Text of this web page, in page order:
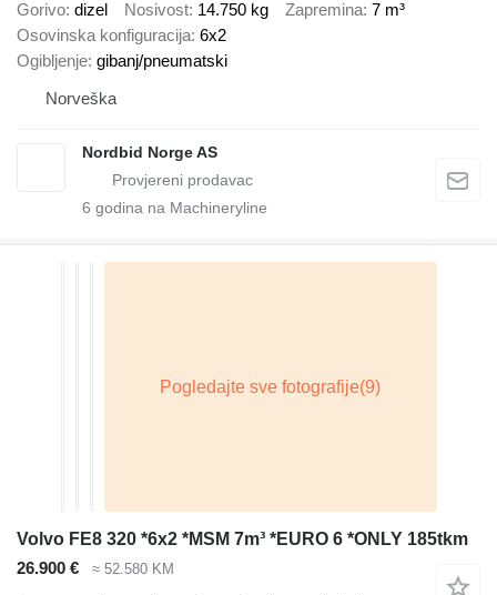
Gorivo dizel Nosivost 14.750 kg Zapremina 7 m³
Osovinska konfiguracija 6x2
Ogibljenje gibanj/pneumatski
Norveška
Nordbid Norge AS
6 godina na Machineryline
Volvo FE8 320 *6x2 *MSM 7m³ *EURO 6 *ONLY 185tkm
26.900 €
≈ 52.580 KM